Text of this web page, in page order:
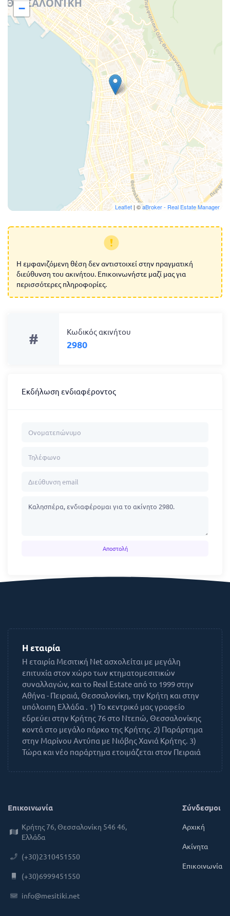
−
Leaflet | ©aBroker - Real Estate Manager
Η εμφανιζόμενη θέση δεν αντιστοιχεί στην πραγματική
διεύθυνση του ακινήτου. Επικοινωνήστε μαζί μας για
περισσότερες πληροφορίες.
# Κωδικός ακινήτου
2980
Εκδήλωση ενδιαφέροντος
Αποστολή
Η εταιρία
H εταιρία Μεσιτική Net ασχολείται με μεγάλη
επιτυχία στον χώρο των κτηματομεσιτικών
συναλλαγών, και το Real Εstate από το 1999 στην
Αθήνα - Πειραιά, Θεσσαλονίκη, την Κρήτη και στην
υπόλοιπη Ελλάδα . 1) Το κεντρικό μας γραφείο
εδρεύει στην Κρήτης 76 στο Ντεπώ, Θεσσαλονίκης
κοντά στο μεγάλο πάρκο της Κρήτης. 2) Παράρτημα
στην Μαρίνου Αντύπα με Νιόβης Χανιά Κρήτης. 3)
Τώρα και νέο παράρτημα ετοιμάζεται στον Πειραιά
Επικοινωνία
Κρήτης 76, Θεσσαλονίκη 546 46,
Ελλάδα
(+30)2310451550
(+30)6999451550
info@mesitiki.net
Σύνδεσμοι
Αρχική
Ακίνητα
Επικοινωνία